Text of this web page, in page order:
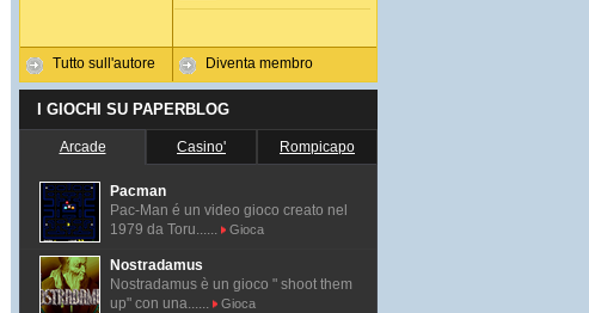
Tutto sull'autore Diventa membro
I GIOCHI SU PAPERBLOG
Arcade Casino' Rompicapo
Pacman
Pac-Man é un video gioco creato nel
1979 da Toru......
Gioca
Nostradamus
Nostradamus è un gioco " shoot them
up" con una......
Gioca